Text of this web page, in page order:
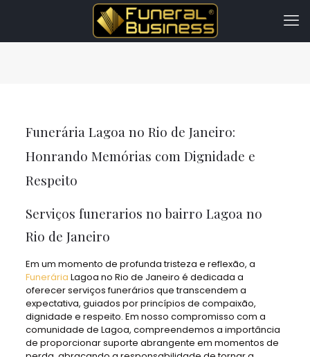
Funerária Lagoa no Rio de Janeiro:
Honrando Memórias com Dignidade e
Respeito
Serviços funerarios no bairro Lagoa no
Rio de Janeiro
Em um momento de profunda tristeza e reflexão, a
Funerária Lagoa no Rio de Janeiro é dedicada a
oferecer serviços funerários que transcendem a
expectativa, guiados por princípios de compaixão,
dignidade e respeito. Em nosso compromisso com a
comunidade de Lagoa, compreendemos a importância
de proporcionar suporte abrangente em momentos de